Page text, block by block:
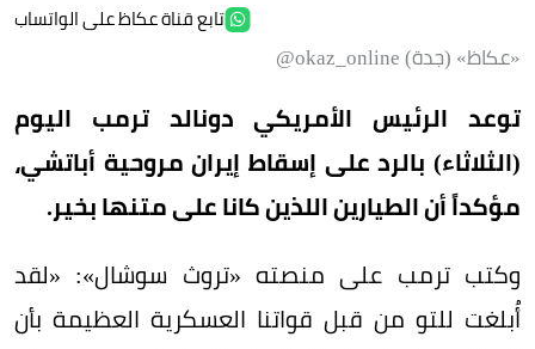
تابع قناة عكاظ على الواتساب
«عكاظ» (جدة) okaz_online@
توعد الرئيس الأمريكي دونالد ترمب اليوم
(الثلاثاء) بالرد على إسقاط إيران مروحية أباتشي،
مؤكداً أن الطيارين اللذين كانا على متنها بخير.
وكتب ترمب على منصته «تروث سوشال»: «لقد
أُبلغت للتو من قبل قواتنا العسكرية العظيمة بأن